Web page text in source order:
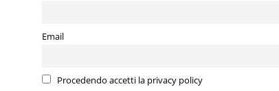
Email
Procedendo accetti la privacy policy